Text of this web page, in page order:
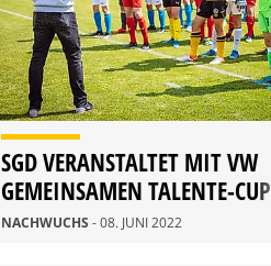
SGD VERANSTALTET MIT VW
GEMEINSAMEN TALENTE-CUP
NACHWUCHS - 08. JUNI 2022